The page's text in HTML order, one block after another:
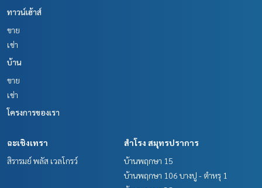
ทาวน์เฮ้าส์
ขาย
เช่า
บ้าน
ขาย
เช่า
โครงการของเรา
ฉะเชิงเทรา
สิรารมย์ พลัส เวลโกรว์
สำโรง สมุทรปราการ
บ้านพฤกษา 15
บ้านพฤกษา 106 บางปู - ตำหรุ 1